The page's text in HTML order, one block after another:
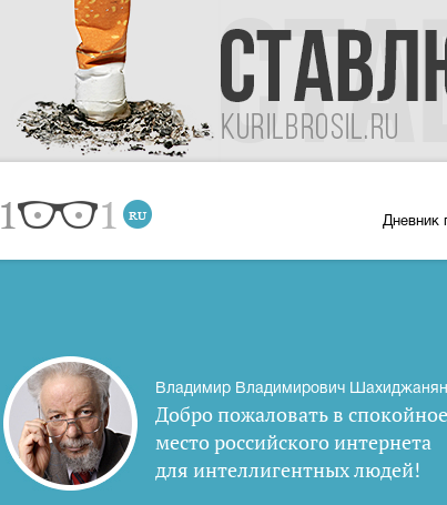
Дневник
Владимир Владимирович
Добро пожаловать в спокойное
место российского интернета
для интеллигентных людей!